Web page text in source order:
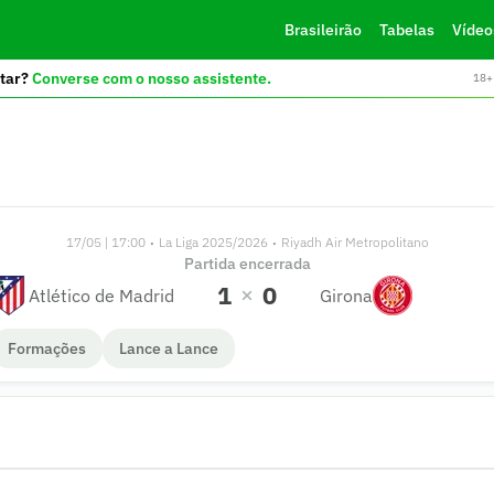
Brasileirão Tabelas
Converse com o nosso assistente.
17/05 | 17:00 • La Liga 2025/2026 • Riyadh Air Metropolitano
Partida encerrada
Atlético de Madrid 1 0 Girona
Formações Lance a Lance